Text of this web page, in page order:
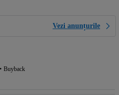
Vezi anunțurile
Buyback